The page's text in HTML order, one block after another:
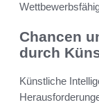
Chancen
durch
Künstliche